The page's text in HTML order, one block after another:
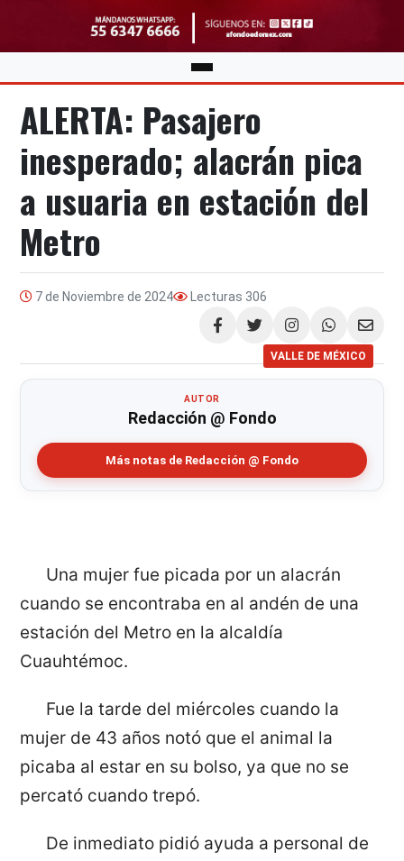
ALERTA: Pasajero
inesperado; alacrán pica
a usuaria en estación del
Metro
7 de Noviembre de 2024 Lecturas 306
Compartir
VALLE DE MÉXICO
AUTOR
Redacción @ Fondo
Más notas de Redacción @ Fondo
Una mujer fue picada por un alacrán
cuando se encontraba en al andén de una
estación del Metro en la alcaldía
Cuauhtémoc.
Fue la tarde del miércoles cuando la
mujer de 43 años notó que el animal la
picaba al estar en su bolso, ya que no se
percató cuando trepó.
De inmediato pidió ayuda a personal de